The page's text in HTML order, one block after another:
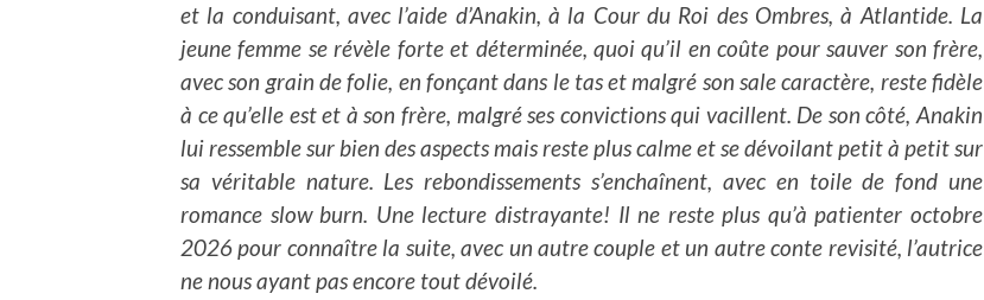
et la conduisant, avec l’aide d’Anakin, à la Cour du Roi des Ombres, à Atlantide. La
jeune femme se révèle forte et déterminée, quoi qu’il en coûte pour sauver son frère,
avec son grain de folie, en fonçant dans le tas et malgré son sale caractère, reste fidèle
à ce qu’elle est et à son frère, malgré ses convictions qui vacillent. De son côté, Anakin
lui ressemble sur bien des aspects mais reste plus calme et se dévoilant petit à petit sur
sa véritable nature. Les rebondissements s’enchaînent, avec en toile de fond une
romance slow burn. Une lecture distrayante! Il ne reste plus qu’à patienter octobre
2026 pour connaître la suite, avec un autre couple et un autre conte revisité, l’autrice
ne nous ayant pas encore tout dévoilé.